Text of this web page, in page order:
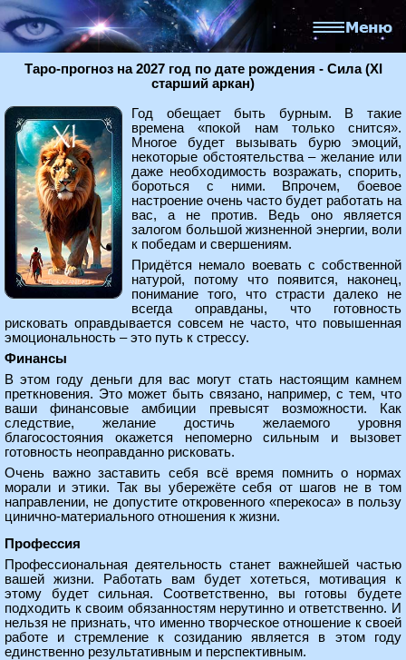
Таро-прогноз на 2027 год по дате рождения - Сила (XI
старший аркан)
Год обещает быть бурным. В такие
времена «покой нам только снится».
Многое будет вызывать бурю эмоций,
некоторые обстоятельства – желание или
даже необходимость возражать, спорить,
бороться с ними. Впрочем, боевое
настроение очень часто будет работать на
вас, а не против. Ведь оно является
залогом большой жизненной энергии, воли
к победам и свершениям.
Придётся немало воевать с собственной
натурой, потому что появится, наконец,
понимание того, что страсти далеко не
всегда оправданы, что готовность
рисковать оправдывается совсем не часто, что повышенная
эмоциональность – это путь к стрессу.
Финансы
В этом году деньги для вас могут стать настоящим камнем
преткновения. Это может быть связано, например, с тем, что
ваши финансовые амбиции превысят возможности. Как
следствие, желание достичь желаемого уровня
благосостояния окажется непомерно сильным и вызовет
готовность неоправданно рисковать.
Очень важно заставить себя всё время помнить о нормах
морали и этики. Так вы убережёте себя от шагов не в том
направлении, не допустите откровенного «перекоса» в пользу
цинично-материального отношения к жизни.
Профессия
Профессиональная деятельность станет важнейшей частью
вашей жизни. Работать вам будет хотеться, мотивация к
этому будет сильная. Соответственно, вы готовы будете
подходить к своим обязанностям нерутинно и ответственно. И
нельзя не признать, что именно творческое отношение к своей
работе и стремление к созиданию является в этом году
единственно результативным и перспективным.